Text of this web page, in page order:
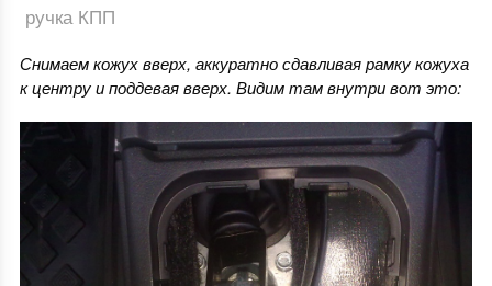
ручка КПП
Снимаем кожух вверх, аккуратно сдавливая рамку кожуха
к центру и поддевая вверх. Видим там внутри вот это: